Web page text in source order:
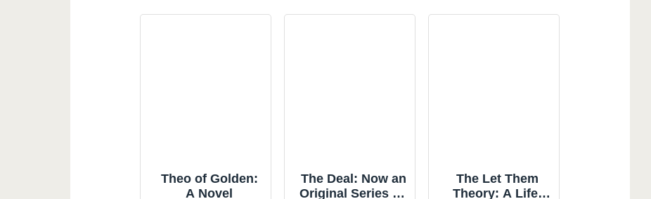
Theo of Golden:
A Novel
The Deal: Now an
Original Series on
The Let Them
Theory: A Life-